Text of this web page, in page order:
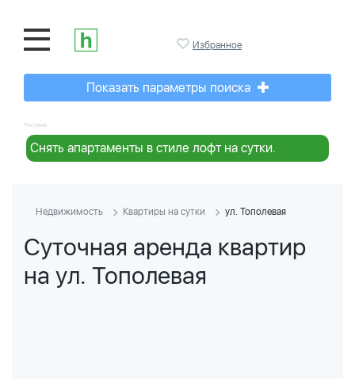
Избранное
Показать параметры поиска
Реклама:
Снять апартаменты в стиле лофт на сутки.
Недвижимость Квартиры на сутки ул. Тополевая
Суточная аренда квартир
на ул. Тополевая